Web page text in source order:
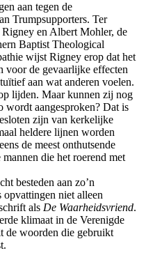
aan tegen de
Trumpsupporters. Ter
Rigney en Albert Mohler, de
Baptist Theological
wijst Rigney erop dat het
de gevaarlijke effecten
aan wat anderen voelen.
lijden. Maar kunnen zij nog
wordt aangesproken? Dat is
zijn van kerkelijke
heldere lijnen worden
de meest onthutsende
die het roerend met
besteden aan zo’n
opvattingen niet alleen
als De Waarheidsvriend.
klimaat in de Verenigde
de woorden die gebruikt